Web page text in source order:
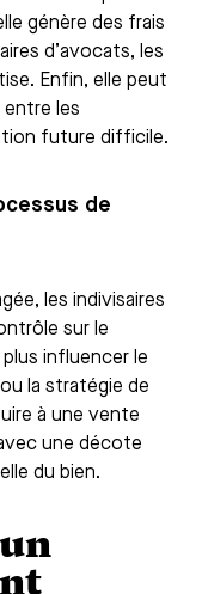
génère des frais
d’avocats, les
Enfin, elle peut
entre les
future difficile.
de
les indivisaires
sur le
influencer le
la stratégie de
à une vente
une décote
du bien.